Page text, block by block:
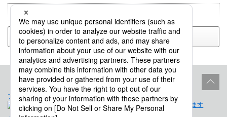
目的別で検索：
戻る
プロダクトライフサイクル サイトポリシー